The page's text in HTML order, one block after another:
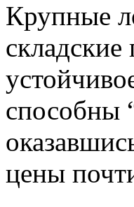
Крупные
способны
цены